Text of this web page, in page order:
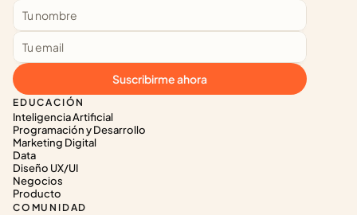
EDUCACIÓN
Inteligencia Artificial
Programación y Desarrollo
Marketing Digital
Data
Diseño UX/UI
Negocios
Producto
COMUNIDAD
Suscribirme ahora